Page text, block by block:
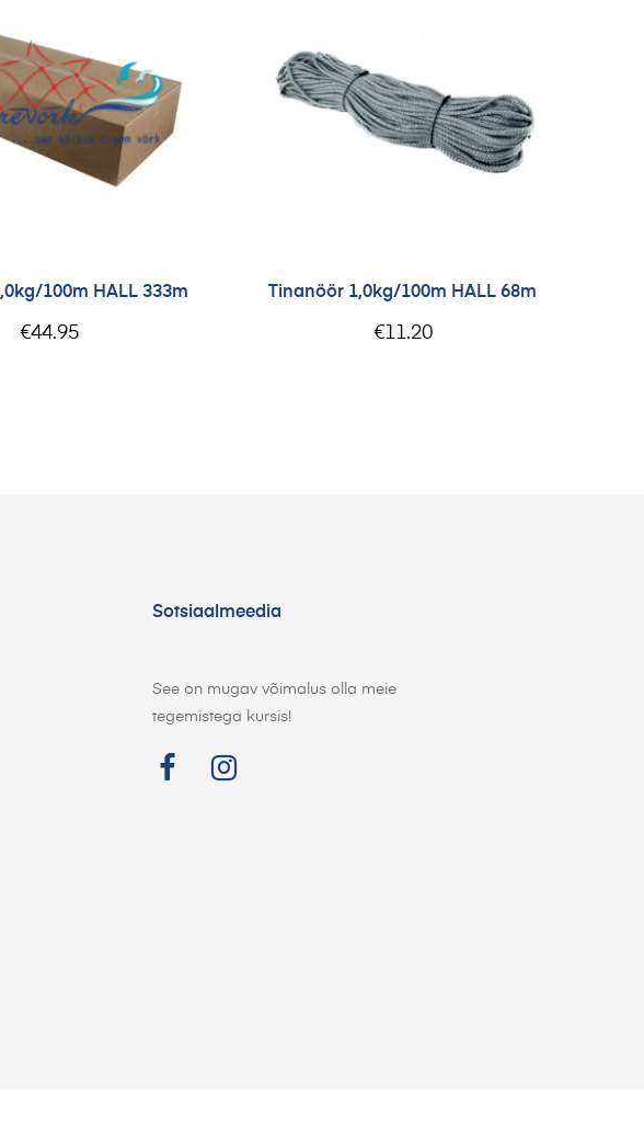
100m HALL 333m
€44.95
Tinanöör 1,0kg/100m HALL 68m
€11.20
Sotsiaalmeedia
See on mugav võimalus olla meie
tegemistega kursis!